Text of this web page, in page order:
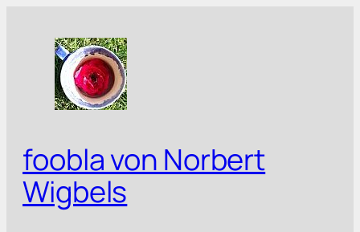
springen
foobla von Norbert
Wigbels